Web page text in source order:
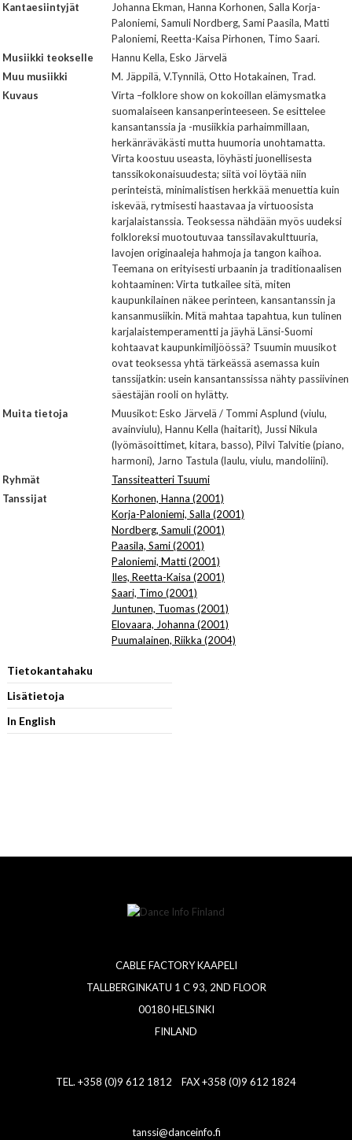
Kantaesiintyjät
Johanna Ekman, Hanna Korhonen, Salla Korja-
Paloniemi, Samuli Nordberg, Sami Paasila, Matti
Paloniemi, Reetta-Kaisa Pirhonen, Timo Saari.
Musiikki teokselle
Hannu Kella, Esko Järvelä
Muu musiikki
M. Jäppilä, V.Tynnilä, Otto Hotakainen, Trad.
Kuvaus
Virta –folklore show on kokoillan elämysmatka
suomalaiseen kansanperinteeseen. Se esittelee
kansantanssia ja -musiikkia parhaimmillaan,
herkänräväkästi mutta huumoria unohtamatta.
Virta koostuu useasta, löyhästi juonellisesta
tanssikokonaisuudesta; siitä voi löytää niin
perinteistä, minimalistisen herkkää menuettia kuin
iskevää, rytmisesti haastavaa ja virtuoosista
karjalaistanssia. Teoksessa nähdään myös uudeksi
folkloreksi muotoutuvaa tanssilavakulttuuria,
lavojen originaaleja hahmoja ja tangon kaihoa.
Teemana on erityisesti urbaanin ja traditionaalisen
kohtaaminen: Virta tutkailee sitä, miten
kaupunkilainen näkee perinteen, kansantanssin ja
kansanmusiikin. Mitä mahtaa tapahtua, kun tulinen
karjalaistemperamentti ja jäyhä Länsi-Suomi
kohtaavat kaupunkimiljöössä? Tsuumin muusikot
ovat teoksessa yhtä tärkeässä asemassa kuin
tanssijatkin: usein kansantanssissa nähty passiivinen
säestäjän rooli on hylätty.
Muita tietoja
Muusikot: Esko Järvelä / Tommi Asplund (viulu,
avainviulu), Hannu Kella (haitarit), Jussi Nikula
(lyömäsoittimet, kitara, basso), Pilvi Talvitie (piano,
harmoni), Jarno Tastula (laulu, viulu, mandoliini).
Ryhmät
Tanssiteatteri Tsuumi
Tanssijat
Korhonen, Hanna (2001)
Korja-Paloniemi, Salla (2001)
Nordberg, Samuli (2001)
Paasila, Sami (2001)
Paloniemi, Matti (2001)
Iles, Reetta-Kaisa (2001)
Saari, Timo (2001)
Juntunen, Tuomas (2001)
Elovaara, Johanna (2001)
Puumalainen, Riikka (2004)
Tietokantahaku
Lisätietoja
In English
CABLE FACTORY KAAPELI
TALLBERGINKATU 1 C 93, 2ND FLOOR
00180 HELSINKI
FINLAND
TEL. +358 (0)9 612 1812 FAX +358 (0)9 612 1824
tanssi@danceinfo.fi